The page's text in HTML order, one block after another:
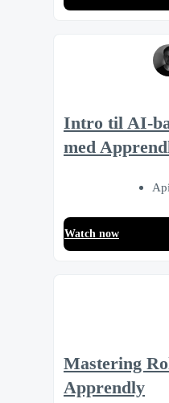
Intro til AI-
med
Watch now
Mastering
Apprendly